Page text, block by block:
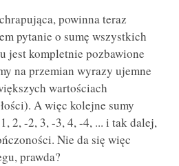
powinna teraz
pytanie o sumę wszystkich
jest kompletnie pozbawione
na przemian wyrazy ujemne
wartościach
A więc kolejne sumy
2, -2, 3, -3, 4, -4, ... i tak dalej,
Nie da się więc
prawda?